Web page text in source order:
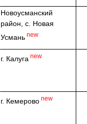
Новоусманский
район, с. Новая
Усмань new
г. Калуга new
г. Кемерово new